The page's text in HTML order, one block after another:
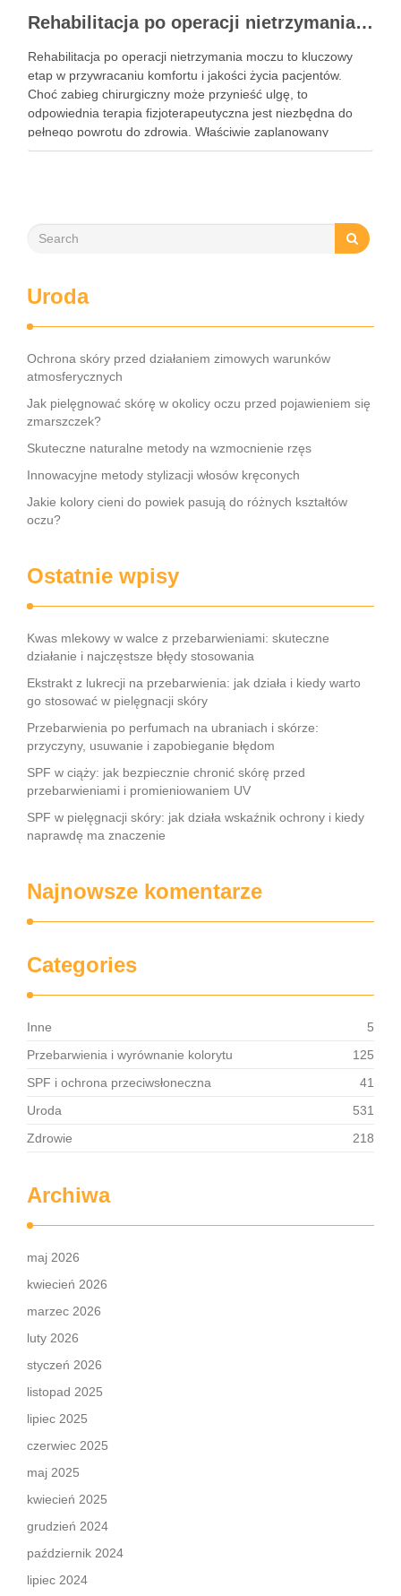
Rehabilitacja po operacji nietrzymania moczu – kluczowe informacje i ćwiczenia
Rehabilitacja po operacji nietrzymania moczu to kluczowy
etap w przywracaniu komfortu i jakości życia pacjentów.
Choć zabieg chirurgiczny może przynieść ulgę, to
odpowiednia terapia fizjoterapeutyczna jest niezbędna do
pełnego powrotu do zdrowia. Właściwie zaplanowany
program rehabilitacji, obejmujący intensywne ćwiczenia oraz
Uroda
Ochrona skóry przed działaniem zimowych warunków
atmosferycznych
Jak pielęgnować skórę w okolicy oczu przed pojawieniem się
zmarszczek?
Skuteczne naturalne metody na wzmocnienie rzęs
Innowacyjne metody stylizacji włosów kręconych
Jakie kolory cieni do powiek pasują do różnych kształtów
oczu?
Ostatnie wpisy
Kwas mlekowy w walce z przebarwieniami: skuteczne
działanie i najczęstsze błędy stosowania
Ekstrakt z lukrecji na przebarwienia: jak działa i kiedy warto
go stosować w pielęgnacji skóry
Przebarwienia po perfumach na ubraniach i skórze:
przyczyny, usuwanie i zapobieganie błędom
SPF w ciąży: jak bezpiecznie chronić skórę przed
przebarwieniami i promieniowaniem UV
SPF w pielęgnacji skóry: jak działa wskaźnik ochrony i kiedy
naprawdę ma znaczenie
Najnowsze komentarze
Categories
Inne
5
Przebarwienia i wyrównanie kolorytu
125
SPF i ochrona przeciwsłoneczna
41
Uroda
531
Zdrowie
218
Archiwa
maj 2026
kwiecień 2026
marzec 2026
luty 2026
styczeń 2026
listopad 2025
lipiec 2025
czerwiec 2025
maj 2025
kwiecień 2025
grudzień 2024
październik 2024
lipiec 2024